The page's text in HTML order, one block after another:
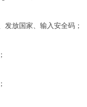
发放国家、输入安全码；